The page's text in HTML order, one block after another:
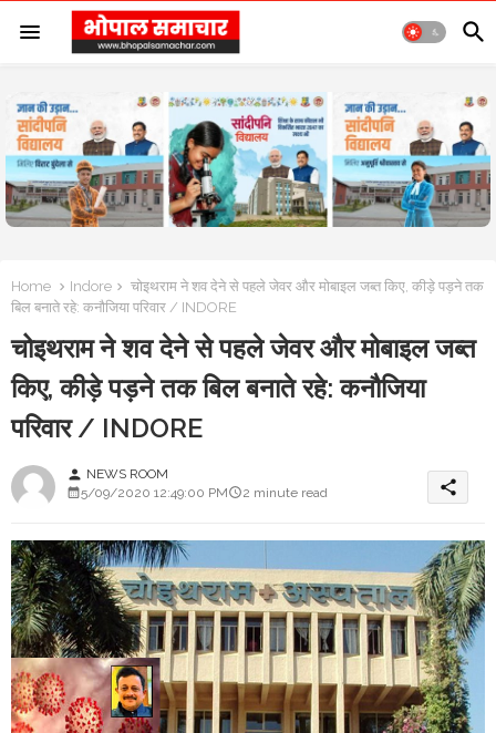
Home Indore
चोइथराम ने शव देने से पहले जेवर और मोबाइल जब्त किए, कीड़े पड़ने तक
बिल बनाते रहे: कनौजिया परिवार / INDORE
चोइथराम ने शव देने से पहले जेवर और मोबाइल जब्त
किए, कीड़े पड़ने तक बिल बनाते रहे: कनौजिया
परिवार / INDORE
person NEWS ROOM
5/09/2020 12:49:00 PM
2 minute read share